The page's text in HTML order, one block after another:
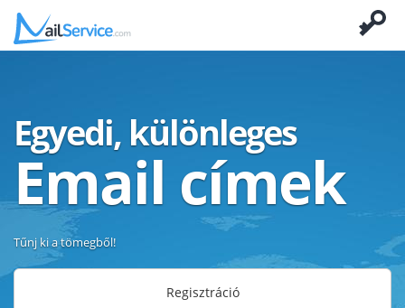
Egyedi, különleges
Email címek
Tűnj ki a tömegből!
Regisztráció